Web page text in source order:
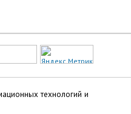
технологий и